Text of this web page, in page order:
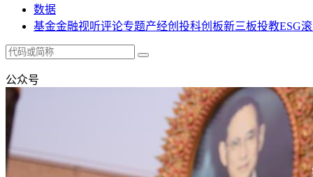
数据
基金金融视听评论专题产经创投科创板新三板投教ESG
公众号